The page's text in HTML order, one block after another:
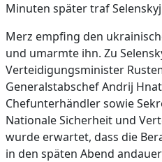
Minuten später traf
Merz empfing den
und umarmte ihn. Zu
Verteidigungsminister
Generalstabschef Andrij
Chefunterhändler sowie
Nationale Sicherheit und
wurde erwartet, dass die
in den späten Abend